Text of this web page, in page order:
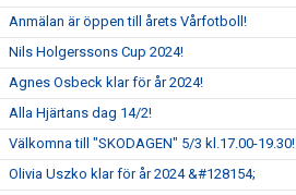
Anmälan är öppen till årets Vårfotboll!
Nils Holgerssons Cup 2024!
Agnes Osbeck klar för år 2024!
Alla Hjärtans dag 14/2!
Välkomna till "SKODAGEN" 5/3 kl.17.00-19.30!
Olivia Uszko klar för år 2024 &#128154;